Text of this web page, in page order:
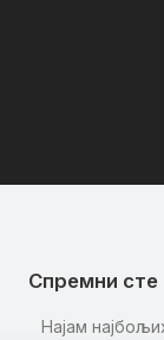
Спремни сте
Најам